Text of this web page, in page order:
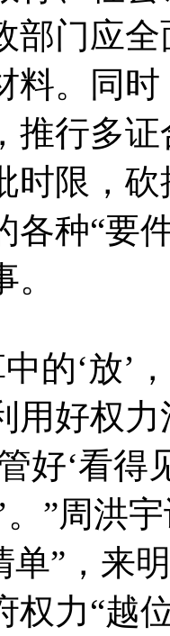
部门应
料。同
推行多
时限，
各种“要
中的‘放
用好权
好‘看得
。”周洪
单”，来
权力“越